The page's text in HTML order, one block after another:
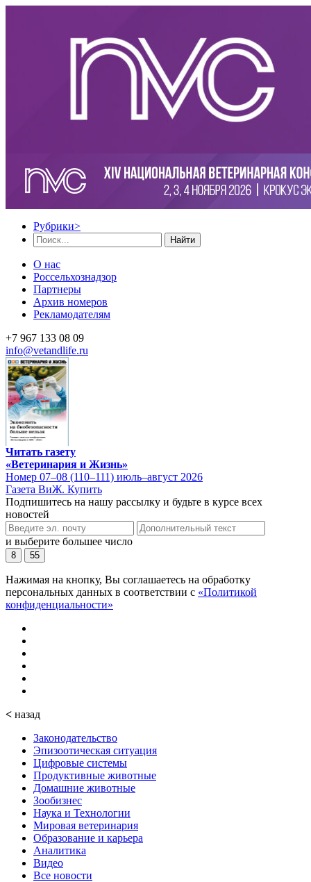
Рубрики>
Найти
О нас
Россельхознадзор
Партнеры
Архив номеров
Рекламодателям
+7 967 133 08 09
info@vetandlife.ru
Читать газету
«Ветеринария и Жизнь»
Номер 07–08 (110–111) июль–август 2026
Газета ВиЖ. Купить
Подпишитесь на нашу рассылку и будьте в курсе всех
новостей
и выберите большее число
8 55
Нажимая на кнопку, Вы соглашаетесь на обработку
персональных данных в соответствии с «Политикой
конфиденциальности»
< назад
Законодательство
Эпизоотическая ситуация
Цифровые системы
Продуктивные животные
Домашние животные
Зообизнес
Наука и Технологии
Мировая ветеринария
Образование и карьера
Аналитика
Видео
Все новости